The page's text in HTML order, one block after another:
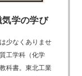
学の学び
少なくありませ
工学科（化学
科書。東北工業